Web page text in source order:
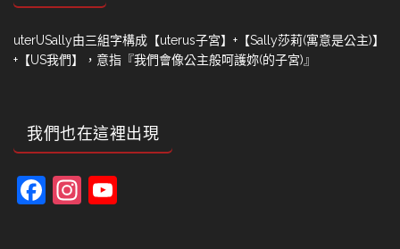
uterUSally由三組字構成【uterus子宮】+【Sally莎莉(寓意是公主)】
+【US我們】，意指『我們會像公主般呵護妳(的子宮)』
我們也在這裡出現
Facebook
Instagram